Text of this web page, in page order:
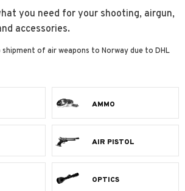
you need for your shooting, airgun,
accessories.
of air weapons to Norway due to DHL
AMMO
AIR PISTOL
OPTICS